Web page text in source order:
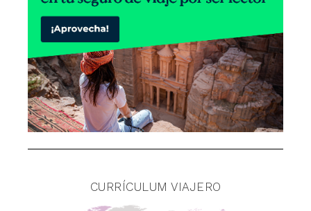
CURRÍCULUM VIAJERO